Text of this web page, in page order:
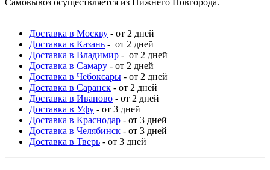
Доставка в Москву - от 2 дней
Доставка в Казань - от 2 дней
Доставка в Владимир - от 2 дней
Доставка в Самару - от 2 дней
Доставка в Чебоксары - от 2 дней
Доставка в Саранск - от 2 дней
Доставка в Иваново - от 2 дней
Доставка в Уфу - от 3 дней
Доставка в Краснодар - от 3 дней
Доставка в Челябинск - от 3 дней
Доставка в Тверь - от 3 дней